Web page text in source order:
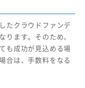
たクラウドファンデ
ります。そのため、
も成功が見込める場
合は、手数料をなる